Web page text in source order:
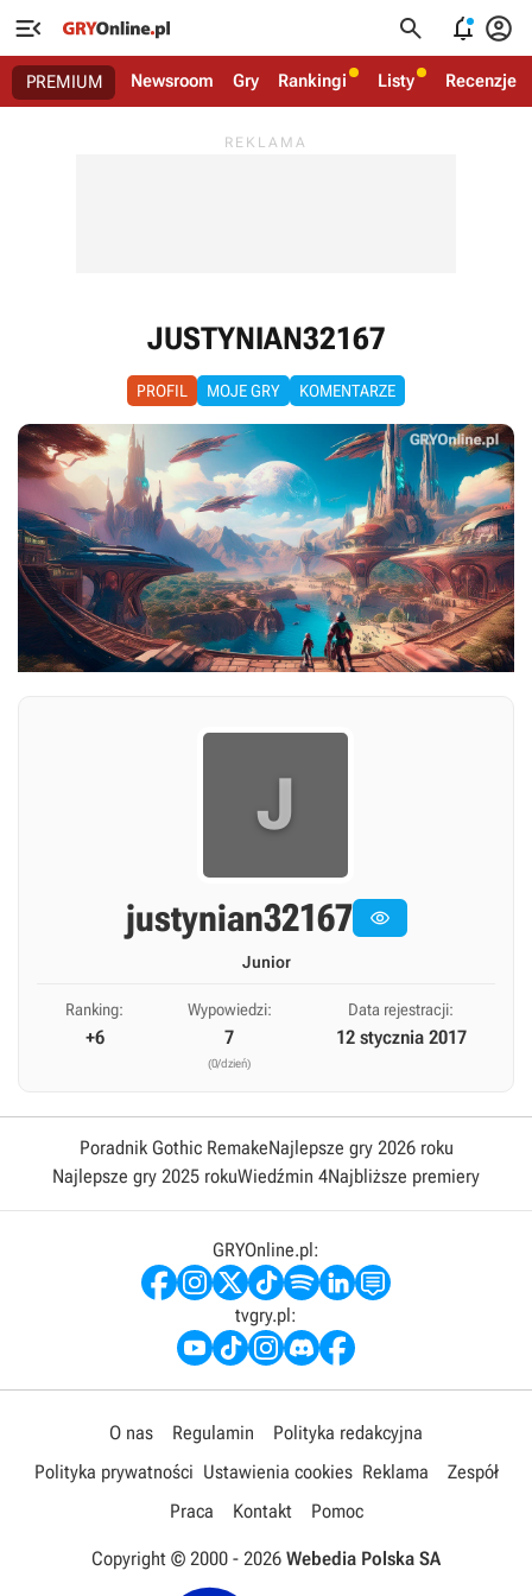
   
PREMIUM Newsroom Gry Rankingi Listy Recenzje
JUSTYNIAN32167
PROFIL MOJE GRY KOMENTARZE
J
justynian32167 
Junior
Ranking:
+6
Wypowiedzi:
7
(0/dzień)
Data rejestracji:
12 stycznia 2017
Poradnik Gothic RemakeNajlepsze gry 2026 roku
Najlepsze gry 2025 rokuWiedźmin 4Najbliższe premiery
GRYOnline.pl:
tvgry.pl:
O nas Regulamin
Polityka redakcyjna
Polityka prywatności Ustawienia cookies Reklama
Zespół
Praca
Kontakt Pomoc
Copyright © 2000 - 2026 Webedia Polska SA